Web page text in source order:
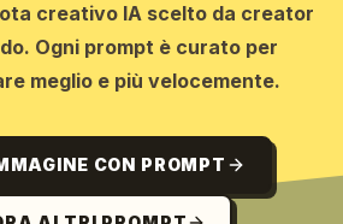
creativo IA scelto da creator
Ogni prompt è curato per
meglio e più velocemente.
CON PROMPT